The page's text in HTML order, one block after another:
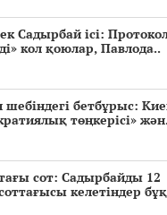
Садырбай ісі:
кол қоюлар, Павлода..
бетбұрыс:
төңкерісі»
сот: Садырбайды 12
келетіндер